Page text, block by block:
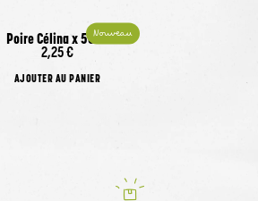
Nouveau
Produit actuellement indisponible
Poire Célina x 500G
2,25 €
AJOUTER AU PANIER